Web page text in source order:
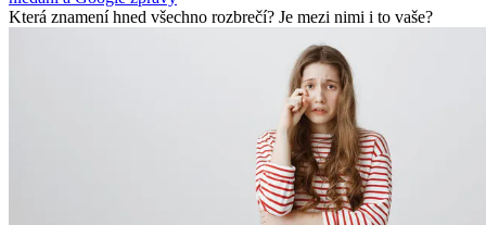
Která znamení hned všechno rozbrečí? Je mezi nimi i to vaše?